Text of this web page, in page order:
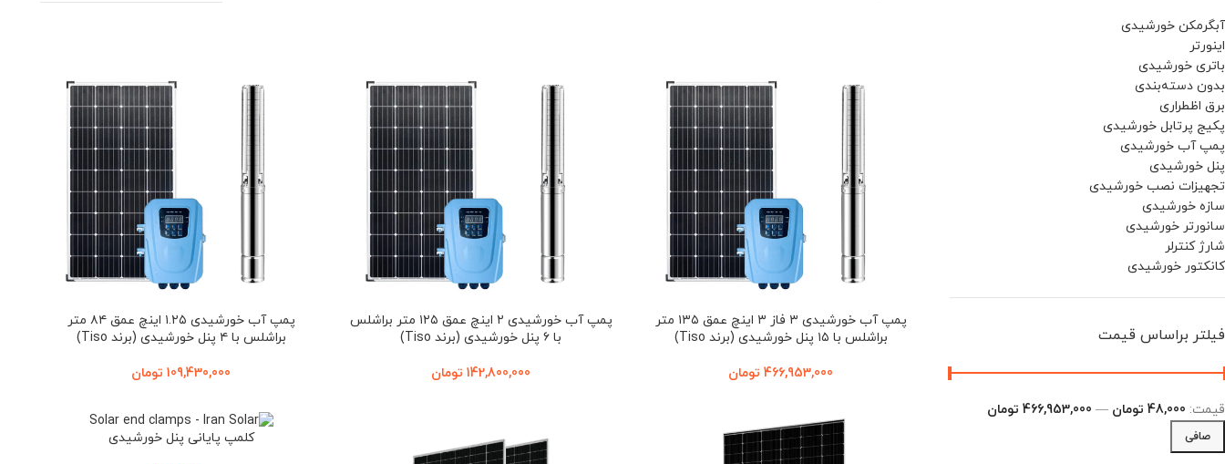
آبگرمکن خورشیدی
اینورتر
باتری خورشیدی
بدون دسته‌بندی
برق اظطراری
پکیج پرتابل خورشیدی
پمپ آب خورشیدی
پنل خورشیدی
تجهیزات نصب خورشیدی
سازه خورشیدی
سانورتر خورشیدی
شارژ کنترلر
کانکتور خورشیدی
فیلتر براساس قیمت
صافی
قيمت: 48,000 تومان — 466,953,000 تومان
پمپ آب خورشیدی ۳ فاز ۳ اینچ عمق ۱۳۵ متر
براشلس با ۱۵ پنل خورشیدی (برند Tiso)
466,953,000 تومان
پمپ آب خورشیدی ۲ اینچ عمق ۱۲۵ متر براشلس
با ۶ پنل خورشیدی (برند Tiso)
142,800,000 تومان
پمپ آب خورشیدی ۱.۲۵ اینچ عمق ۸۴ متر
براشلس با ۴ پنل خورشیدی (برند Tiso)
109,430,000 تومان
کلمپ پایانی پنل خورشیدی